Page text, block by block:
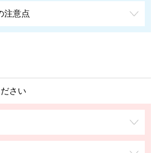
注意点
さい